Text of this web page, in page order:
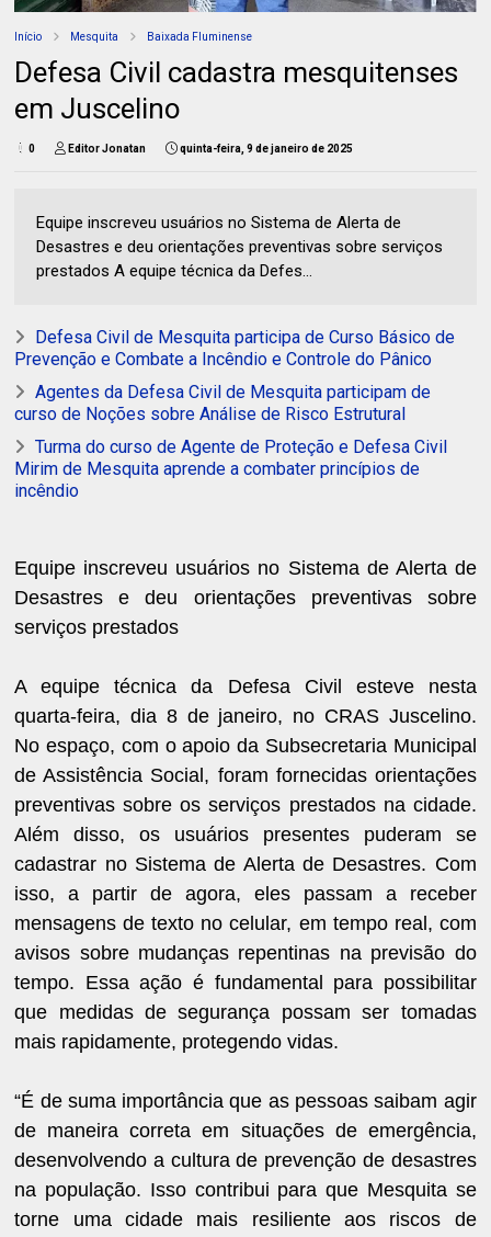
Início Mesquita Baixada Fluminense
Defesa Civil cadastra mesquitenses
em Juscelino
0 Editor Jonatan quinta-feira, 9 de janeiro de 2025
Equipe inscreveu usuários no Sistema de Alerta de
Desastres e deu orientações preventivas sobre serviços
prestados A equipe técnica da Defes...
Defesa Civil de Mesquita participa de Curso Básico de
Prevenção e Combate a Incêndio e Controle do Pânico
Agentes da Defesa Civil de Mesquita participam de
curso de Noções sobre Análise de Risco Estrutural
Turma do curso de Agente de Proteção e Defesa Civil
Mirim de Mesquita aprende a combater princípios de
incêndio
Equipe inscreveu usuários no Sistema de Alerta de
Desastres e deu orientações preventivas sobre
serviços prestados
A equipe técnica da Defesa Civil esteve nesta
quarta-feira, dia 8 de janeiro, no CRAS Juscelino.
No espaço, com o apoio da Subsecretaria Municipal
de Assistência Social, foram fornecidas orientações
preventivas sobre os serviços prestados na cidade.
Além disso, os usuários presentes puderam se
cadastrar no Sistema de Alerta de Desastres. Com
isso, a partir de agora, eles passam a receber
mensagens de texto no celular, em tempo real, com
avisos sobre mudanças repentinas na previsão do
tempo. Essa ação é fundamental para possibilitar
que medidas de segurança possam ser tomadas
mais rapidamente, protegendo vidas.
“É de suma importância que as pessoas saibam agir
de maneira correta em situações de emergência,
desenvolvendo a cultura de prevenção de desastres
na população. Isso contribui para que Mesquita se
torne uma cidade mais resiliente aos riscos de